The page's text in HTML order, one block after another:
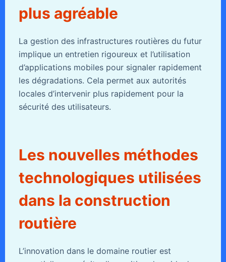
plus agréable
La gestion des infrastructures routières du futur
implique un entretien rigoureux et l’utilisation
d’applications mobiles pour signaler rapidement
les dégradations. Cela permet aux autorités
locales d’intervenir plus rapidement pour la
sécurité des utilisateurs.
Les nouvelles méthodes
technologiques utilisées
dans la construction
routière
L’innovation dans le domaine routier est